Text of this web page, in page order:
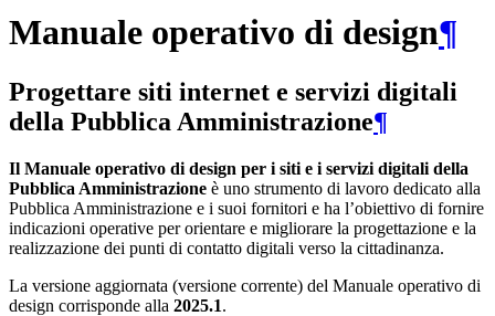
Manuale operativo di design¶
Progettare siti internet e servizi digitali
della Pubblica Amministrazione¶
Il Manuale operativo di design per i siti e i servizi digitali della
Pubblica Amministrazione è uno strumento di lavoro dedicato alla
Pubblica Amministrazione e i suoi fornitori e ha l’obiettivo di fornire
indicazioni operative per orientare e migliorare la progettazione e la
realizzazione dei punti di contatto digitali verso la cittadinanza.
La versione aggiornata (versione corrente) del Manuale operativo di
design corrisponde alla 2025.1.